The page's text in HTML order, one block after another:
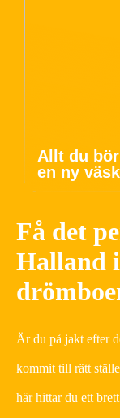
Allt du
en ny
Få det
Halland
Är du på jakt efter
kommit till rätt
här hittar du ett